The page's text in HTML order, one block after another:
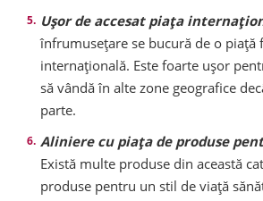
Ușor de accesat piața
înfrumusețare se bucură de o piață
internațională. Este foarte ușor
să vândă în alte zone geografice
parte.
Aliniere cu piața de produse
Există multe produse din această
produse pentru un stil de viață